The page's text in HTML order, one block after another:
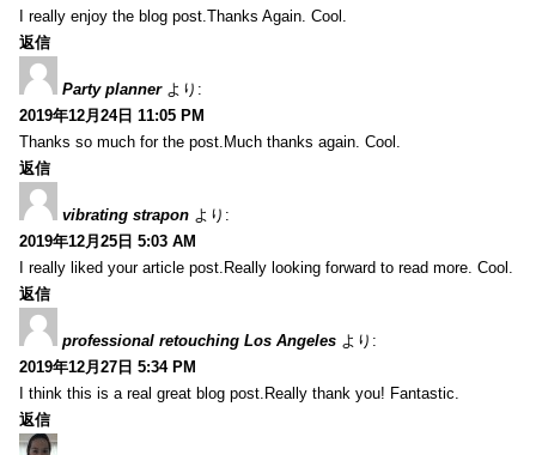
I really enjoy the blog post.Thanks Again. Cool.
返信
Party planner より:
2019年12月24日 11:05 PM
Thanks so much for the post.Much thanks again. Cool.
返信
vibrating strapon より:
2019年12月25日 5:03 AM
I really liked your article post.Really looking forward to read more. Cool.
返信
professional retouching Los Angeles より:
2019年12月27日 5:34 PM
I think this is a real great blog post.Really thank you! Fantastic.
返信